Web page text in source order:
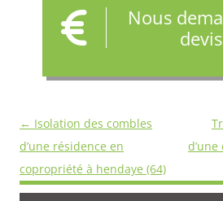
Nous
Navigation
des
articles
← Isolation des combles
d’une résidence en
copropriété à hendaye (64)